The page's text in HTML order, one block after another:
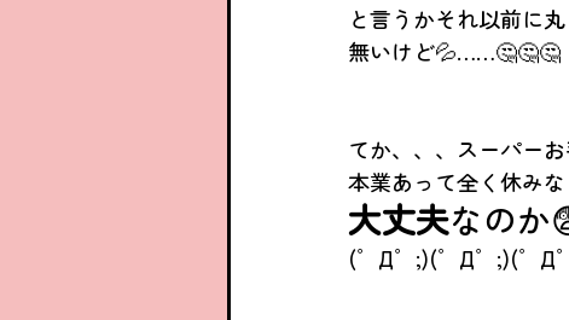
と言うかそれ以前に
無いけど💦……🤔🤔🤔
てか、、、スーパー
本業あって全く休み
大丈夫なのか
(゜Д゜;)(゜Д゜;)(゜Д